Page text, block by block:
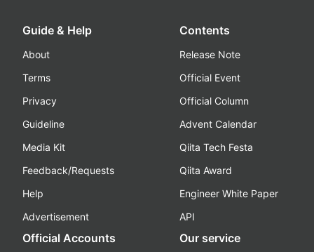
Guide & Help
About
Terms
Privacy
Guideline
Media Kit
Feedback/Requests
Help
Advertisement
Contents
Release Note
Official Event
Official Column
Advent Calendar
Qiita Tech Festa
Qiita Award
Engineer White Paper
API
Official Accounts Our service